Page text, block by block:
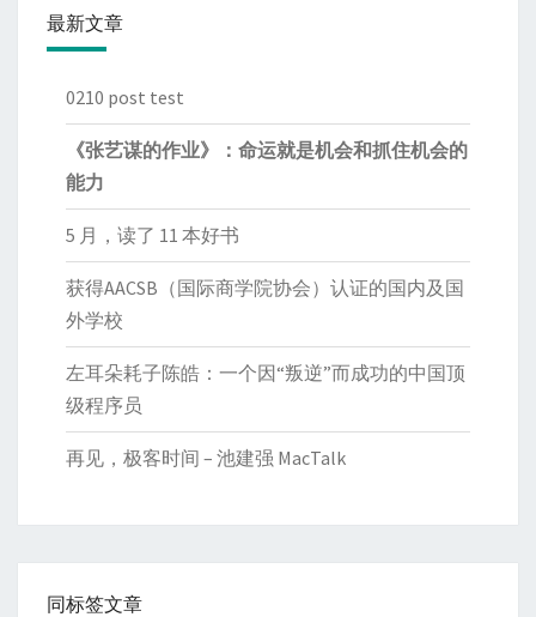
最新文章
0210 post test
《张艺谋的作业》：命运就是机会和抓住机会的
能力
5 月，读了 11 本好书
获得AACSB（国际商学院协会）认证的国内及国
外学校
左耳朵耗子陈皓：一个因“叛逆”而成功的中国顶
级程序员
再见，极客时间 – 池建强 MacTalk
同标签文章